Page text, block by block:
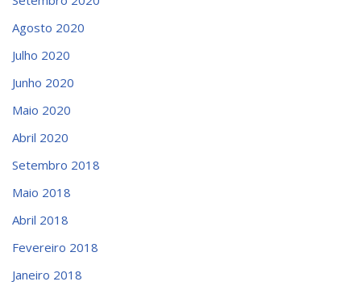
Agosto 2020
Julho 2020
Junho 2020
Maio 2020
Abril 2020
Setembro 2018
Maio 2018
Abril 2018
Fevereiro 2018
Janeiro 2018